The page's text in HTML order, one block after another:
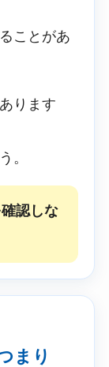
ことがあ
ります
。
認しな
まり